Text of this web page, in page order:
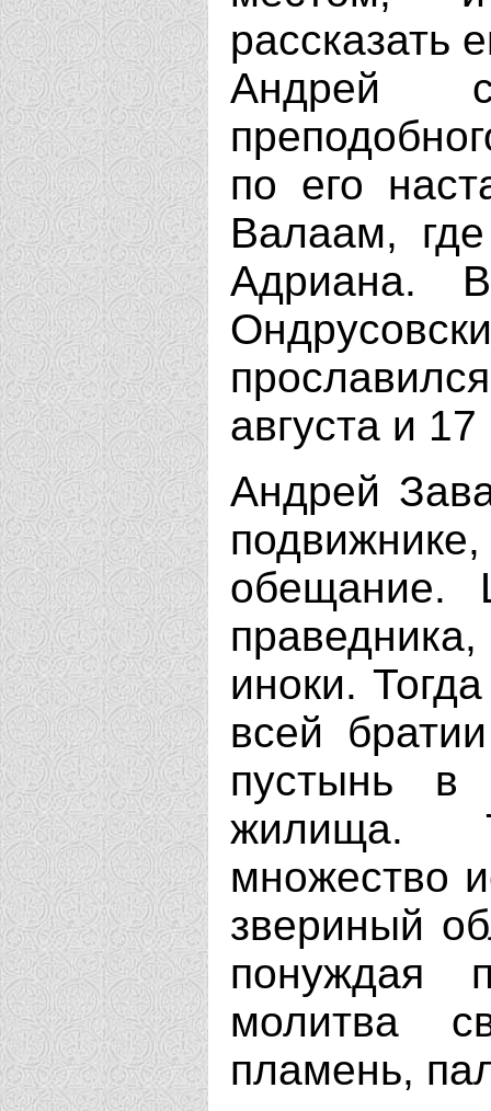
рассказать
Андрей
по его
Валаам,
Адриана.
августа и
Андрей
обещание.
иноки.
всей
пустынь
жилища.
множество
звериный
понуждая
молитва
пламень,